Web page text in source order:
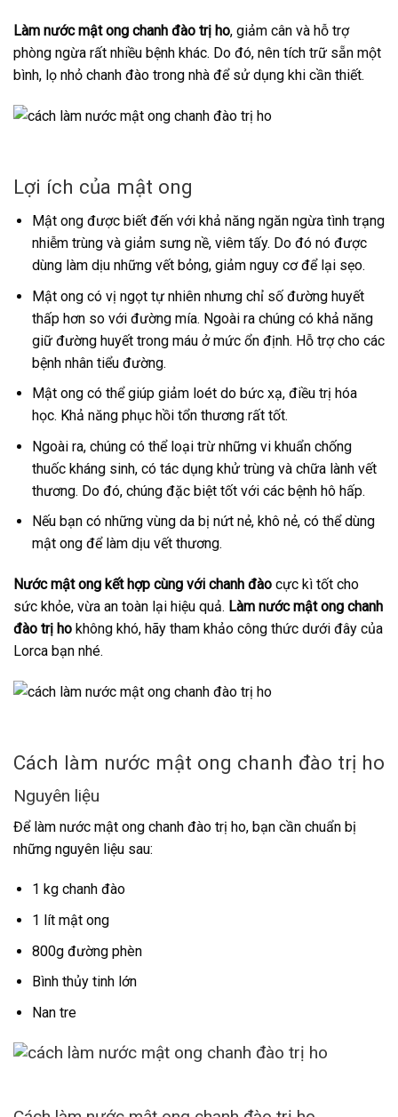
Làm nước mật ong chanh đào trị ho, giảm cân và hỗ trợ
phòng ngừa rất nhiều bệnh khác. Do đó, nên tích trữ sẵn một
bình, lọ nhỏ chanh đào trong nhà để sử dụng khi cần thiết.
Lợi ích của mật ong
Mật ong được biết đến với khả năng ngăn ngừa tình trạng
nhiễm trùng và giảm sưng nề, viêm tấy. Do đó nó được
dùng làm dịu những vết bỏng, giảm nguy cơ để lại sẹo.
Mật ong có vị ngọt tự nhiên nhưng chỉ số đường huyết
thấp hơn so với đường mía. Ngoài ra chúng có khả năng
giữ đường huyết trong máu ở mức ổn định. Hỗ trợ cho các
bệnh nhân tiểu đường.
Mật ong có thể giúp giảm loét do bức xạ, điều trị hóa
học. Khả năng phục hồi tổn thương rất tốt.
Ngoài ra, chúng có thể loại trừ những vi khuẩn chống
thuốc kháng sinh, có tác dụng khử trùng và chữa lành vết
thương. Do đó, chúng đặc biệt tốt với các bệnh hô hấp.
Nếu bạn có những vùng da bị nứt nẻ, khô nẻ, có thể dùng
mật ong để làm dịu vết thương.
Nước mật ong kết hợp cùng với chanh đào cực kì tốt cho
sức khỏe, vừa an toàn lại hiệu quả. Làm nước mật ong chanh
đào trị ho không khó, hãy tham khảo công thức dưới đây của
Lorca bạn nhé.
Cách làm nước mật ong chanh đào trị ho
Nguyên liệu
Để làm nước mật ong chanh đào trị ho, bạn cần chuẩn bị
những nguyên liệu sau:
1 kg chanh đào
1 lít mật ong
800g đường phèn
Bình thủy tinh lớn
Nan tre